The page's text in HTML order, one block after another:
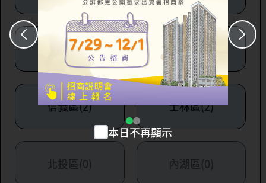
大安區(7) 萬華區(1)
信義區(2) 士林區(2)
北投區(0) 內湖區(0)
本日不再顯示